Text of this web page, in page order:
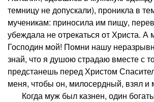
темницу не допускали), проникла в
мученикам: приносила им пищу,
убеждала не отрекаться от Христа. А
Господин мой! Помни нашу
знай, что я душою страдаю вместе с
предстанешь перед Христом
меня, чтобы он, милосердный, взял и
Когда муж был казнен, один